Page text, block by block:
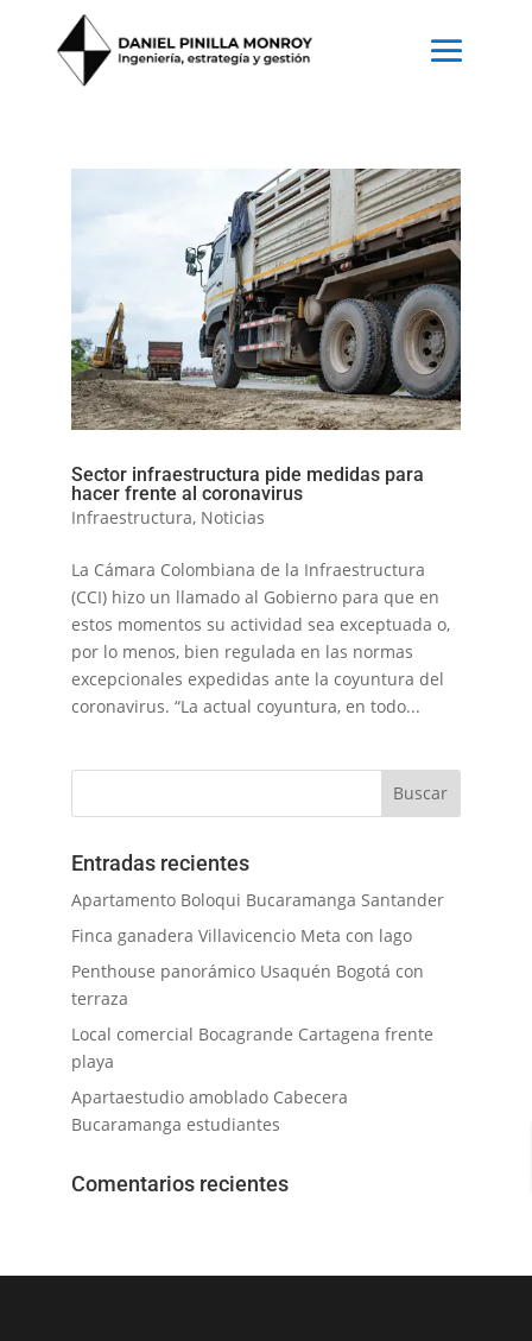
Sector infraestructura pide medidas para
hacer frente al coronavirus
Infraestructura, Noticias
La Cámara Colombiana de la Infraestructura
(CCI) hizo un llamado al Gobierno para que en
estos momentos su actividad sea exceptuada o,
por lo menos, bien regulada en las normas
excepcionales expedidas ante la coyuntura del
coronavirus. “La actual coyuntura, en todo...
Entradas recientes
Apartamento Boloqui Bucaramanga Santander
Finca ganadera Villavicencio Meta con lago
Penthouse panorámico Usaquén Bogotá con
terraza
Local comercial Bocagrande Cartagena frente
playa
Apartaestudio amoblado Cabecera
Bucaramanga estudiantes
Comentarios recientes